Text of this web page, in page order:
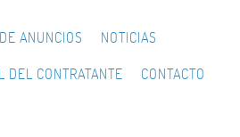
ANUNCIOS NOTICIAS
DEL CONTRATANTE CONTACTO